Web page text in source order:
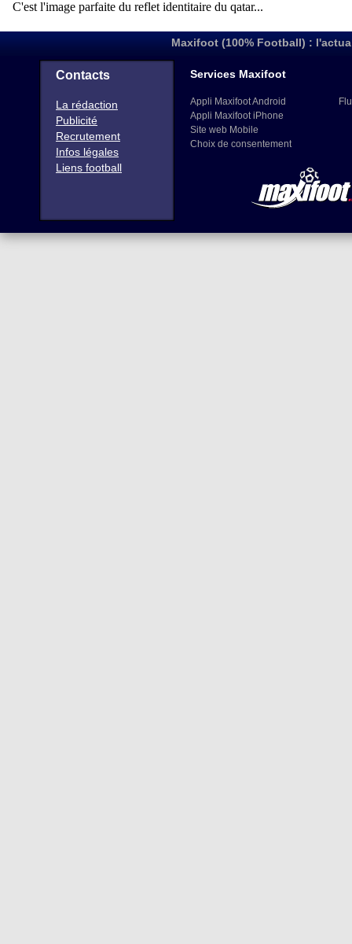
Maxifoot (100% Football) :
Contacts
La rédaction
Publicité
Recrutement
Infos légales
Liens football
Services Maxifoot
Appli Maxifoot Android
Appli Maxifoot iPhone
Site web Mobile
Choix de consentement